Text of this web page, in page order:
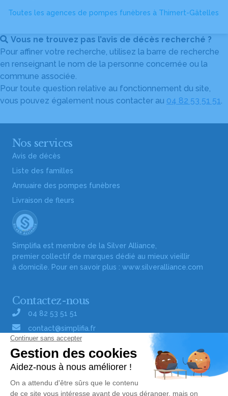
Toutes les agences de pompes funèbres à Thimert-Gâtelles
Vous ne trouvez pas l’avis de décès recherché ?
Pour affiner votre recherche, utilisez la barre de recherche
en renseignant le nom de la personne concernée ou la
commune associée.
Pour toute question relative au fonctionnement du site,
vous pouvez également nous contacter au 04 82 53 51 51.
Nos services
Avis de décès
Liste des familles
Annuaire des pompes funèbres
Livraison de fleurs
Simplifia est membre de la Silver Alliance,
premier collectif de marques dédié au mieux vieillir
à domicile. Pour en savoir plus : www.silveralliance.com
Contactez-nous
04 82 53 51 51
contact@simplifia.fr
Réseaux sociaux